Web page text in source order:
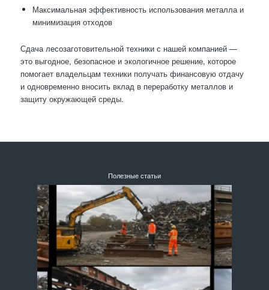
Максимальная эффективность использования металла и
минимизация отходов
Сдача лесозаготовительной техники с нашей компанией —
это выгодное, безопасное и экологичное решение, которое
помогает владельцам техники получать финансовую отдачу
и одновременно вносить вклад в переработку металлов и
защиту окружающей среды.
Полезные статьи